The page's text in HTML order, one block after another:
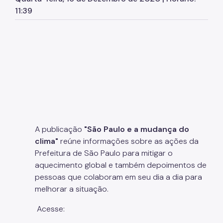
Herbário Municipal
Parques Urbanos
Programação
Planetários
Planejamento Ambiental
11:39
A publicação "São Paulo e a mudança do
clima" reúne informações sobre as ações da
Prefeitura de São Paulo para mitigar o
aquecimento global e também depoimentos de
pessoas que colaboram em seu dia a dia para
melhorar a situação.
Acesse: